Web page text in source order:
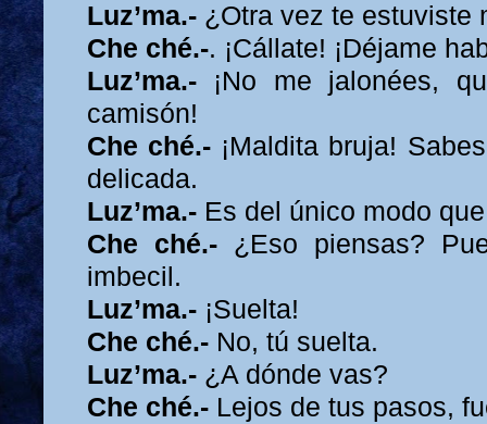
Luz’ma.- ¿Otra vez te estuviste
Che ché.-. ¡Cállate! ¡Déjame
Luz’ma.- ¡No me jalonées,
camisón!
Che ché.- ¡Maldita bruja!
delicada.
Luz’ma.- Es del único modo
Che ché.- ¿Eso piensas?
imbecil.
Luz’ma.- ¡Suelta!
Che ché.- No, tú suelta.
Luz’ma.- ¿A dónde vas?
Che ché.- Lejos de tus pasos,